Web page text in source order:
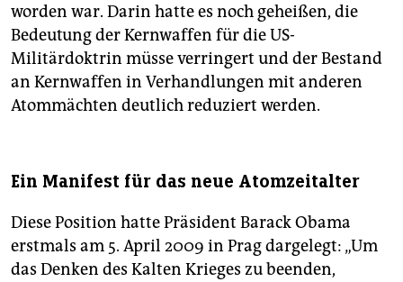
worden war. Darin hatte es noch geheißen, die
Bedeutung der Kernwaffen für die US-
Militärdoktrin müsse verringert und der Bestand
an Kernwaffen in Verhandlungen mit anderen
Atommächten deutlich reduziert werden.
Ein Manifest für das neue Atomzeitalter
Diese Position hatte Präsident Barack Obama
erstmals am 5. April 2009 in Prag dargelegt: „Um
das Denken des Kalten Krieges zu beenden,